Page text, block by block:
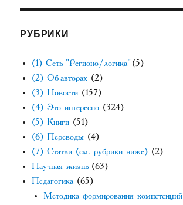
РУБРИКИ
(1) Сеть "Регионо/логика"(5)
(2) Об авторах (2)
(3) Новости (157)
(4) Это интересно (324)
(5) Книги (51)
(6) Переводы (4)
(7) Статьи (см. рубрики ниже) (2)
Научная жизнь(63)
Педагогика (65)
Методика формирования компетенций